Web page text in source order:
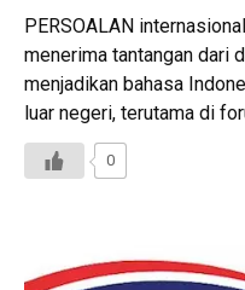
PERSOALAN
menerima tantangan dari
menjadikan bahasa
luar negeri, terutama di
0